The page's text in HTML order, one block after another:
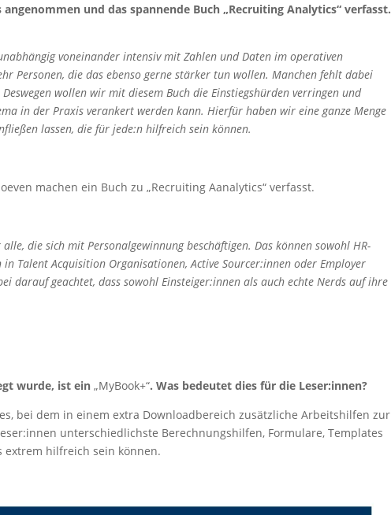
und das spannende Buch „Recruiting Analytics“ verfasst.
voneinander intensiv mit Zahlen und Daten im operativen
Personen, die das ebenso gerne stärker tun wollen. Manchen fehlt dabei
wollen wir mit diesem Buch die Einstiegshürden verringen und
in der Praxis verankert werden kann. Hierfür haben wir eine ganze Menge
lassen, die für jede:n hilfreich sein können.
machen ein Buch zu „Recruiting Aanalytics“ verfasst.
die sich mit Personalgewinnung beschäftigen. Das können sowohl HR-
Talent Acquisition Organisationen, Active Sourcer:innen oder Employer
darauf geachtet, dass sowohl Einsteiger:innen als auch echte Nerds auf ihre
wurde, ist ein„MyBook+“. Was bedeutet dies für die Leser:innen?
bei dem in einem extra Downloadbereich zusätzliche Arbeitshilfen zur
unterschiedlichste Berechnungshilfen, Formulare, Templates
hilfreich sein können.